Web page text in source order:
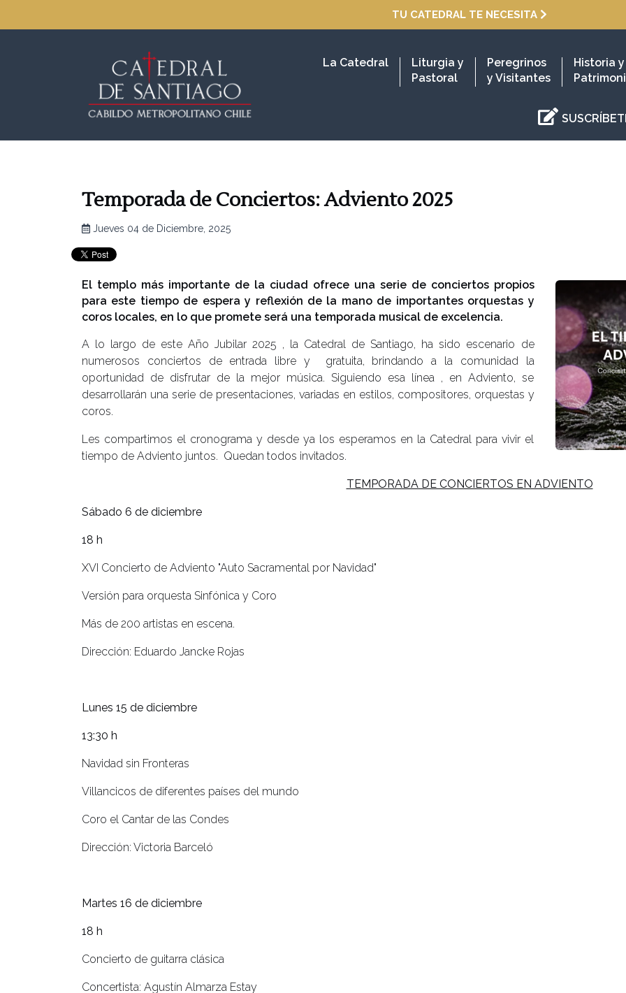
TU CATEDRAL TE NECESITA
La Catedral
Liturgia y
Pastoral
Peregrinos
y Visitantes
Historia y
Temporada de Conciertos: Adviento 2025
Jueves 04 de Diciembre, 2025
El templo más importante de la ciudad ofrece una serie de conciertos propios
para este tiempo de espera y reflexión de la mano de importantes orquestas y
coros locales, en lo que promete será una temporada musical de excelencia.
A lo largo de este Año Jubilar 2025 , la Catedral de Santiago, ha sido escenario de
numerosos conciertos de entrada libre y gratuita, brindando a la comunidad la
oportunidad de disfrutar de la mejor música. Siguiendo esa línea , en Adviento, se
desarrollarán una serie de presentaciones, variadas en estilos, compositores, orquestas y
coros.
Les compartimos el cronograma y desde ya los esperamos en la Catedral para vivir el
tiempo de Adviento juntos. Quedan todos invitados.
TEMPORADA DE CONCIERTOS EN ADVIENTO
Sábado 6 de diciembre
18 h
XVI Concierto de Adviento "Auto Sacramental por Navidad"
Versión para orquesta Sinfónica y Coro
Más de 200 artistas en escena.
Dirección: Eduardo Jancke Rojas
Lunes 15 de diciembre
13:30 h
Navidad sin Fronteras
Villancicos de diferentes países del mundo
Coro el Cantar de las Condes
Dirección: Victoria Barceló
Martes 16 de diciembre
18 h
Concierto de guitarra clásica
Concertista: Agustín Almarza Estay